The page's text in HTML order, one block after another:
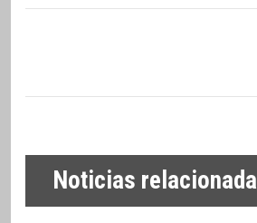
Noticias